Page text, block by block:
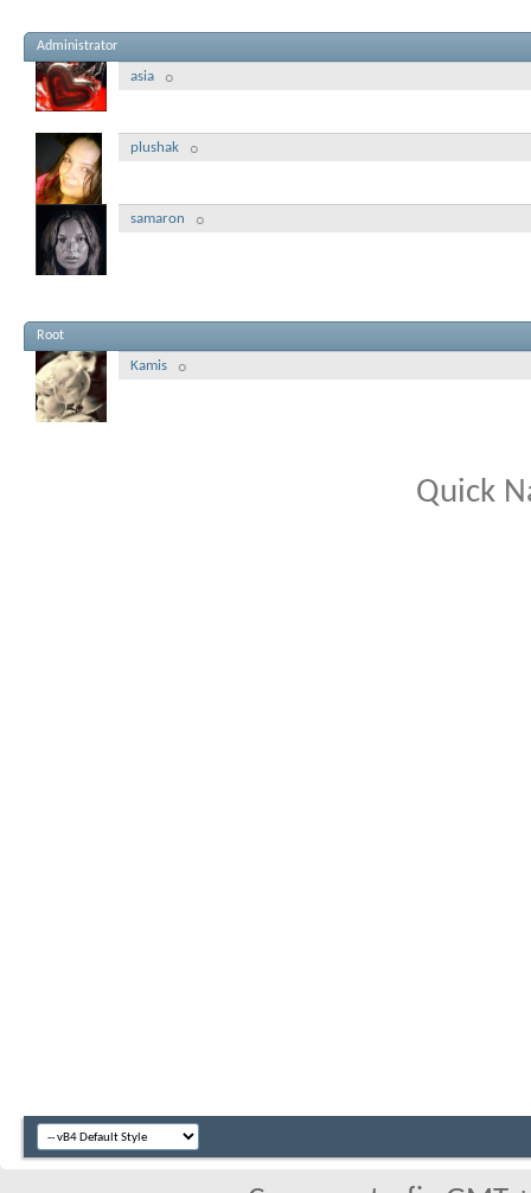
Administrator
asia
plushak
samaron
Root
Kamis
Quick